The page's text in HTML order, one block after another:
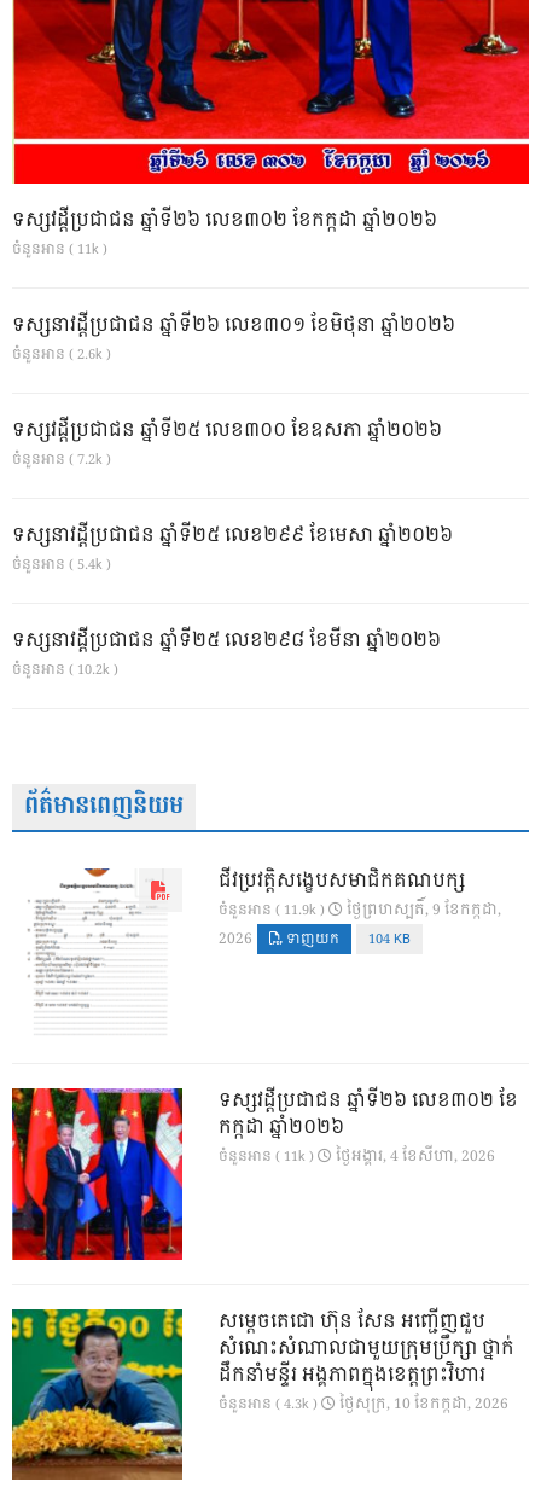
ទស្សវដ្តីប្រជាជន ឆ្នាំទី២៦ លេខ៣០២ ខែកក្កដា ឆ្នាំ២០២៦
ចំនួនអាន ( 11k )
ទស្សនាវដ្ដីប្រជាជន ឆ្នាំទី២៦ លេខ៣០១ ខែមិថុនា ឆ្នាំ២០២៦
ចំនួនអាន ( 2.6k )
ទស្សវដ្តីប្រជាជន ឆ្នាំទី២៥ លេខ៣០០ ខែឧសភា ឆ្នាំ២០២៦
ចំនួនអាន ( 7.2k )
ទស្សនាវដ្ដីប្រជាជន ឆ្នាំទី២៥ លេខ២៩៩ ខែមេសា ឆ្នាំ២០២៦
ចំនួនអាន ( 5.4k )
ទស្សនាវដ្ដីប្រជាជន ឆ្នាំទី២៥ លេខ២៩៨ ខែមីនា ឆ្នាំ២០២៦
ចំនួនអាន ( 10.2k )
ព័ត៌មានពេញនិយម
ជីវប្រវត្តិសង្ខេបសមាជិកគណបក្ស
ចំនួនអាន ( 11.9k )
ថ្ងៃ​ព្រហស្បតិ៍, 9 ខែ​កក្កដា,
2026
ទាញយក 104 KB
ទស្សវដ្តីប្រជាជន ឆ្នាំទី២៦ លេខ៣០២ ខែ
កក្កដា ឆ្នាំ២០២៦
ចំនួនអាន ( 11k ) ថ្ងៃ​អង្គារ, 4 ខែ​សីហា, 2026
សម្តេចតេជោ ហ៊ុន សែន អញ្ជើញជួប
សំណេះសំណាលជាមួយក្រុមប្រឹក្សា ថ្នាក់
ដឹកនាំមន្ទីរ អង្គភាពក្នុងខេត្តព្រះវិហារ
ចំនួនអាន ( 4.3k ) ថ្ងៃ​សុក្រ, 10 ខែ​កក្កដា, 2026